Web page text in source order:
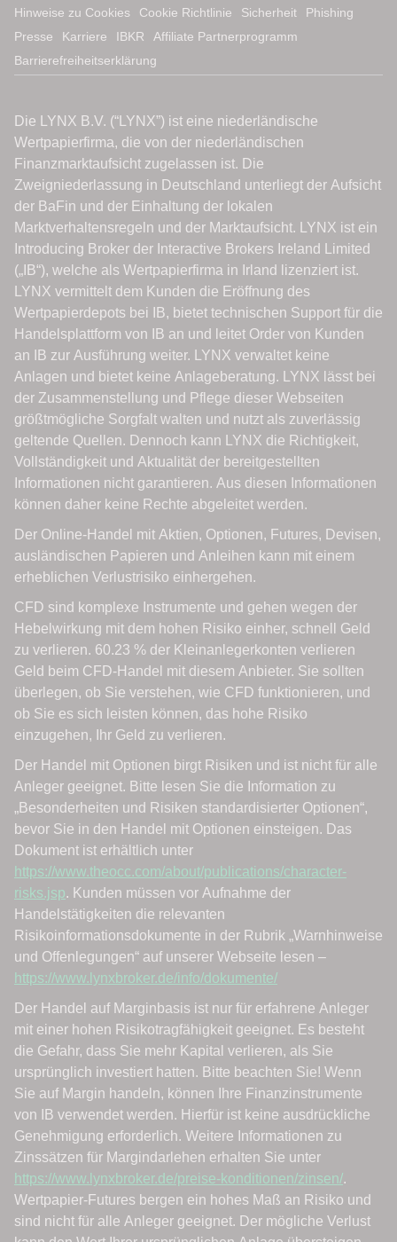
Hinweise zu Cookies
Cookie Richtlinie Sicherheit
Phishing
Presse
Karriere IBKR
Affiliate Partnerprogramm
Barrierefreiheitserklärung